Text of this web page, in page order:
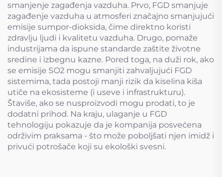
smanjenje zagađenja vazduha. Prvo, FGD smanjuje
zagađenje vazduha u atmosferi značajno smanjujući
emisije sumpor-dioksida, čime direktno koristi
zdravlju ljudi i kvalitetu vazduha. Drugo, pomaže
industrijama da ispune standarde zaštite životne
sredine i izbegnu kazne. Pored toga, na duži rok, ako
se emisije SO2 mogu smanjiti zahvaljujući FGD
sistemima, tada postoji manji rizik da kiselina kiša
utiče na ekosisteme (i useve i infrastrukturu).
Štaviše, ako se nusproizvodi mogu prodati, to je
dodatni prihod. Na kraju, ulaganje u FGD
tehnologiju pokazuje da je kompanija posvećena
održivim praksama - što može poboljšati njen imidž i
privući potrošače koji su ekološki svesni.